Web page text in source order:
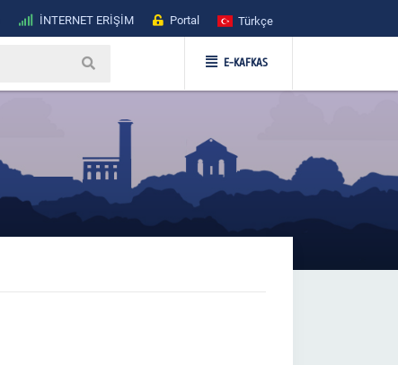
İNTERNET ERİŞİM Portal Türkçe
E-KAFKAS